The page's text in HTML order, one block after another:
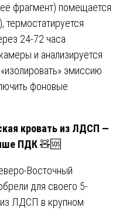
фрагмент) помещается
термостатируется
24-72 часа
и анализируется
эмиссию
фоновые
кровать из ЛДСП —
ПДК🧸🆘
Восточный
для своего 5-
из ЛДСП в крупном